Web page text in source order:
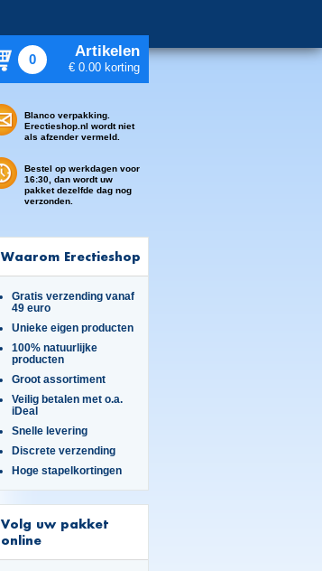
0 Artikelen
€ 0.00 korting
Blanco verpakking.
Erectieshop.nl wordt niet
als afzender vermeld.
Bestel op werkdagen voor
16:30, dan wordt uw
pakket dezelfde dag nog
verzonden.
Waarom Erectieshop
Gratis verzending vanaf
49 euro
Unieke eigen producten
100% natuurlijke
producten
Groot assortiment
Veilig betalen met o.a.
iDeal
Snelle levering
Discrete verzending
Hoge stapelkortingen
Volg uw pakket
online